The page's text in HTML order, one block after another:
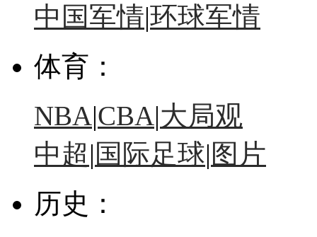
中国军情|环球军情
体育：
NBA|CBA|大局观
中超| 国际足球|图片
历史：